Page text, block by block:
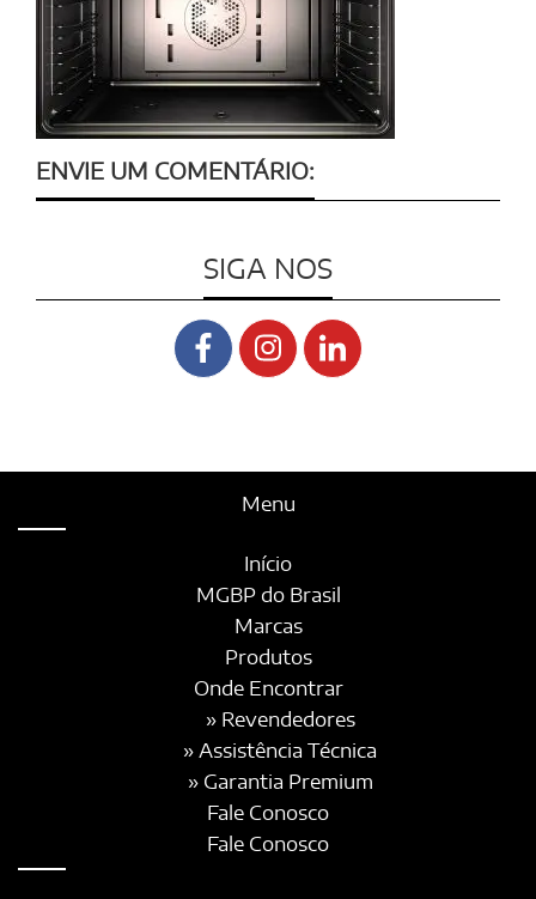
ENVIE UM COMENTÁRIO:
SIGA NOS
Menu
Início
MGBP do Brasil
Marcas
Produtos
Onde Encontrar
» Revendedores
» Assistência Técnica
» Garantia Premium
Fale Conosco
Fale Conosco